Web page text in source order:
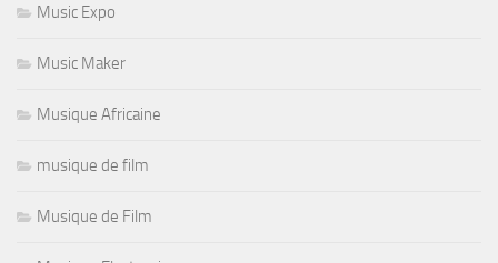
Music Expo
Music Maker
Musique Africaine
musique de film
Musique de Film